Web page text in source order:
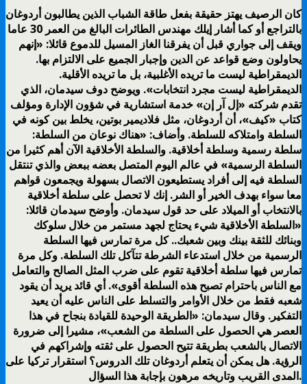
كان الرصيف يهتز حقيقة بفعل طاقة الشباب الذين يطالبون أردوغان
بالتراجع أو كما أشار إيلك مهندس الطائرات البالغ من العمر 30 عاما
ويقف إلى جواري قبل أن يفرقنا الغاز المسيل للدموع قائلا: «إنهم
يحاولون وضع قواعد عن الدين وإجبار الجميع على الالتزام بها.
الديمقراطية ليست ما تريده الأغلبية، بل ما تريده الأقلية.
الديمقراطية ليست مجرد انتخابات». ويوضح دوف سيدمان، الذي
تقدم شركته «إل آر إن» خدمة استشارية في شؤون الإدارة ومؤلف
كتاب «كيف»، أن أردوغان، مثل فلاديمير بوتين، يخلط بين كونه في
السلطة وامتلاكه للسلطة. وأضاف: «هناك نوعان من السلطة:
سلطة رسمية وسلطة أخلاقية. والسلطة الأخلاقية الآن أهم كثيرا من
السلطة الرسمية» في عالم اليوم المتصل بعضه ببعض والذي تنتقل
السلطة فيه إلى أفراد يستطيعون الاتصال بسهولة ويجمعون قواهم
معا سواء بهدف الخير أو الشر. إنك لا تحصل على سلطة أخلاقية
بالانتخاب أو الميلاد على حد قول سيدمان. وأوضح سيدمان قائلا:
«السلطة الأخلاقية شيء يحتاج لجهد مستمر من خلال سلوكك
وبنائك للثقة بينك وبين شعبك.. كل مرة تمارس فيها السلطة
الرسمية من خلال استدعاء الشرطة تتآكل تلك السلطة. وكل مرة
تمارس فيها سلطة أخلاقية تقوم على ضرب المثل الصالح والتعامل
مع الناس باحترام تصبح هذه السلطة أقوى». أي قائد يريد أن يقود
شعبه فقط من خلال الأوامر والتسلط على الناس عليه أن يعيد
التفكير. وقال سيدمان: «الطريقة الوحيدة للقيادة بنجاح في هذا
العصر هي الحصول على السلطة من الشعب»، مشيرا إلى ضرورة
الاتصال بالشعب بطريقة تتيح الحصول على ثقته وإشراكهم في
الرؤية. هل يمكن أن يتعلم أردوغان تلك الدروس؟ استقرار تركيا على
المدى القريب وتاريخه مرهون بإجابة هذا السؤال.